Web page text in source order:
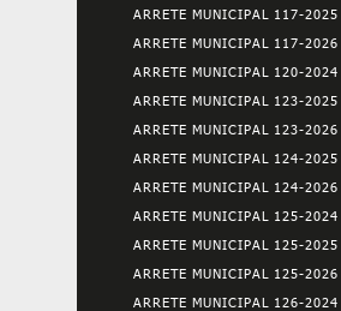
ARRETE MUNICIPAL 117-2025
ARRETE MUNICIPAL 117-2026
ARRETE MUNICIPAL 120-2024
ARRETE MUNICIPAL 123-2025
ARRETE MUNICIPAL 123-2026
ARRETE MUNICIPAL 124-2025
ARRETE MUNICIPAL 124-2026
ARRETE MUNICIPAL 125-2024
ARRETE MUNICIPAL 125-2025
ARRETE MUNICIPAL 125-2026
ARRETE MUNICIPAL 126-2024